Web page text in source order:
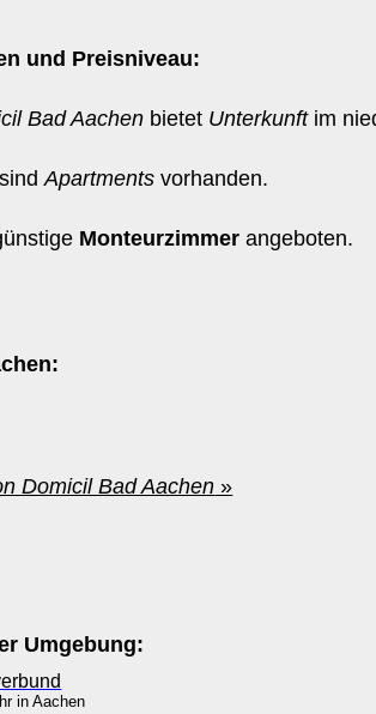
und Preisniveau:
Bad Aachen bietet Unterkunftim
Apartments vorhanden.
Monteurzimmer angeboten.
Domicil Bad Aachen »
Umgebung:
in Aachen